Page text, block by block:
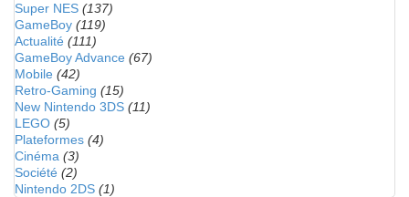
Super NES (137)
GameBoy (119)
Actualité (111)
GameBoy Advance (67)
Mobile (42)
Retro-Gaming (15)
New Nintendo 3DS (11)
LEGO (5)
Plateformes (4)
Cinéma (3)
Société (2)
Nintendo 2DS (1)